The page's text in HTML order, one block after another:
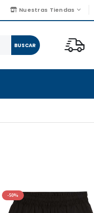
Nuestras Tiendas
BUSCAR
-50%